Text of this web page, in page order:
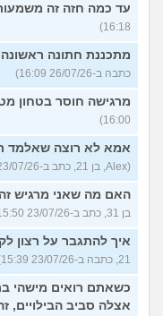
עד כמה חזה זה
16:18)
מתכננת חתונה
כתבה ב-26/07/26 16:09)
מרגישה חוסר בטחון
16:00)
אמא לא רוצה שאלמד
(Alex, בן 21, כתב ב-23/07/26 16:01)
האם מה שאני מרגיש זה
בן 31, כתב ב-23/07/26 15:50)
איך להתגבר על רצון
21, כתבה ב-23/07/26 15:39)
כשאתם רואים מישהי
אצלה סביב הבילויים,